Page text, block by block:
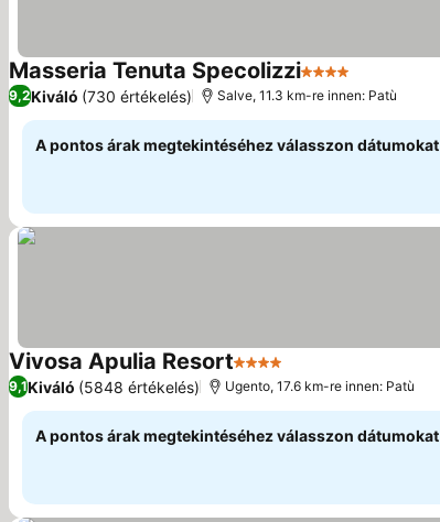
Masseria Tenuta Specolizzi4 Kategória
9,2Kiváló (730 értékelés) Salve, 11.3 km-re innen: Patù
A pontos árak megtekintéséhez válasszon dátumokat
Vivosa Apulia Resort4 Kategória
9,1Kiváló (5848 értékelés) Ugento, 17.6 km-re innen: Patù
A pontos árak megtekintéséhez válasszon dátumokat